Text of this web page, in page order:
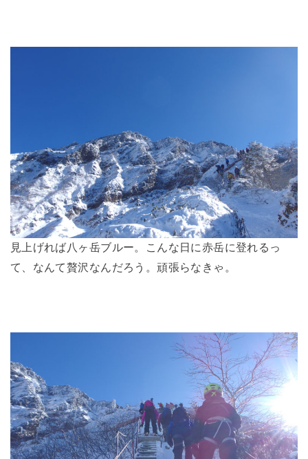
見上げれば八ヶ岳ブルー。こんな日に赤岳に登れるっ
て、なんて贅沢なんだろう。頑張らなきゃ。